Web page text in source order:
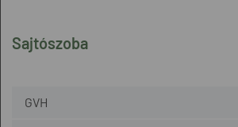
Sajtószoba
GVH